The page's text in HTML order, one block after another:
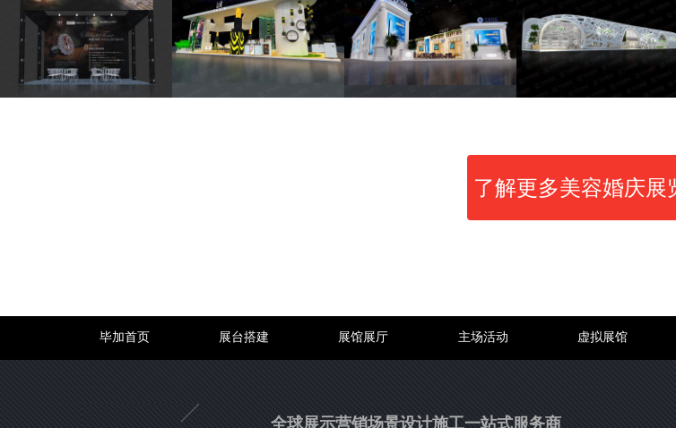
了解更多美容婚庆展
毕加首页 展台搭建 展馆展厅 主场活动 虚拟展馆
全球展示营销场景设计施工一站式服务商